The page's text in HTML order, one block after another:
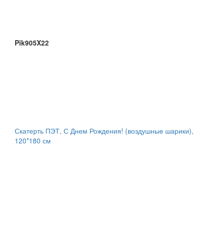
Pik905X22
Скатерть ПЭТ, С Днем Рождения! (воздушные шарики),
120*180 см